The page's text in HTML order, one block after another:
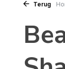
Terug